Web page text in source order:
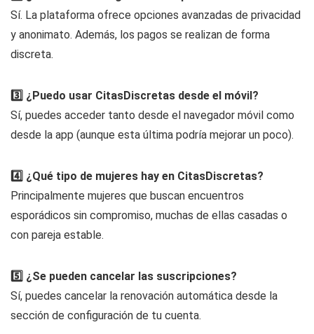
Sí. La plataforma ofrece opciones avanzadas de privacidad
y anonimato. Además, los pagos se realizan de forma
discreta.
3️⃣ ¿Puedo usar CitasDiscretas desde el móvil?
Sí, puedes acceder tanto desde el navegador móvil como
desde la app (aunque esta última podría mejorar un poco).
4️⃣ ¿Qué tipo de mujeres hay en CitasDiscretas?
Principalmente mujeres que buscan encuentros
esporádicos sin compromiso, muchas de ellas casadas o
con pareja estable.
5️⃣ ¿Se pueden cancelar las suscripciones?
Sí, puedes cancelar la renovación automática desde la
sección de configuración de tu cuenta.